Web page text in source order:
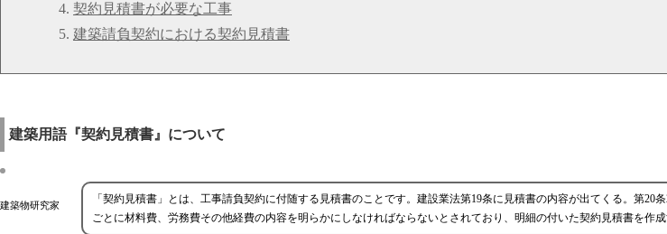
契約見積書が必要な工事
建築請負契約における契約見積書
建築用語『契約見積書』について
建築物研究家
「契約見積書」とは、工事請負契約に付随する見積書のことです。建設業法第19条に見積書の内容が出てくる。第20
ごとに材料費、労務費その他経費の内容を明らかにしなければならないとされており、明細の付いた契約見積書を作成